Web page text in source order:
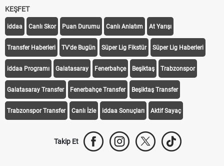
KEŞFET
iddaa Canlı Skor Puan Durumu Canlı Anlatım At Yarışı
Transfer Haberleri TV'de Bugün Süper Lig Fikstür Süper Lig Haberleri
iddaa Programı Galatasaray Fenerbahçe Beşiktaş Trabzonspor
Galatasaray Transfer Fenerbahçe Transfer Beşiktaş Transfer
Trabzonspor Transfer Canlı İzle iddaa Sonuçları Aktif Sayaç
Takip Et